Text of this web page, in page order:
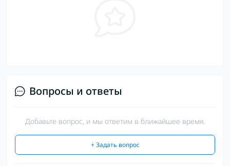
Вопросы и ответы
Добавьте вопрос, и мы ответим в ближайшее время.
+ Задать вопрос